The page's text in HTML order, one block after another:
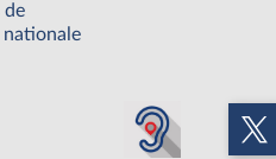
de
nationale